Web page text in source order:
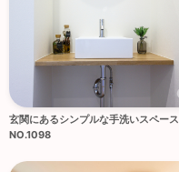
玄関にあるシンプルな手洗いスペース
NO.1098